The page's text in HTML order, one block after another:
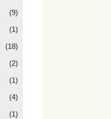
(9)
(1)
(18)
(2)
(1)
(4)
(1)